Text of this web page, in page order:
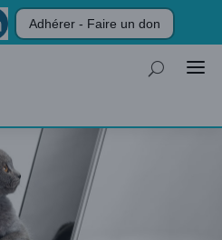
Adhérer - Faire un don